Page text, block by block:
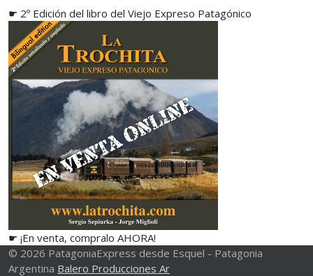
☛ 2º Edición del libro del Viejo Expreso Patagónico
☛ ¡En venta, compralo AHORA!
© 2026 PatagoniaExpress desde Esquel - Patagonia
Argentina Balero Producciones Ar